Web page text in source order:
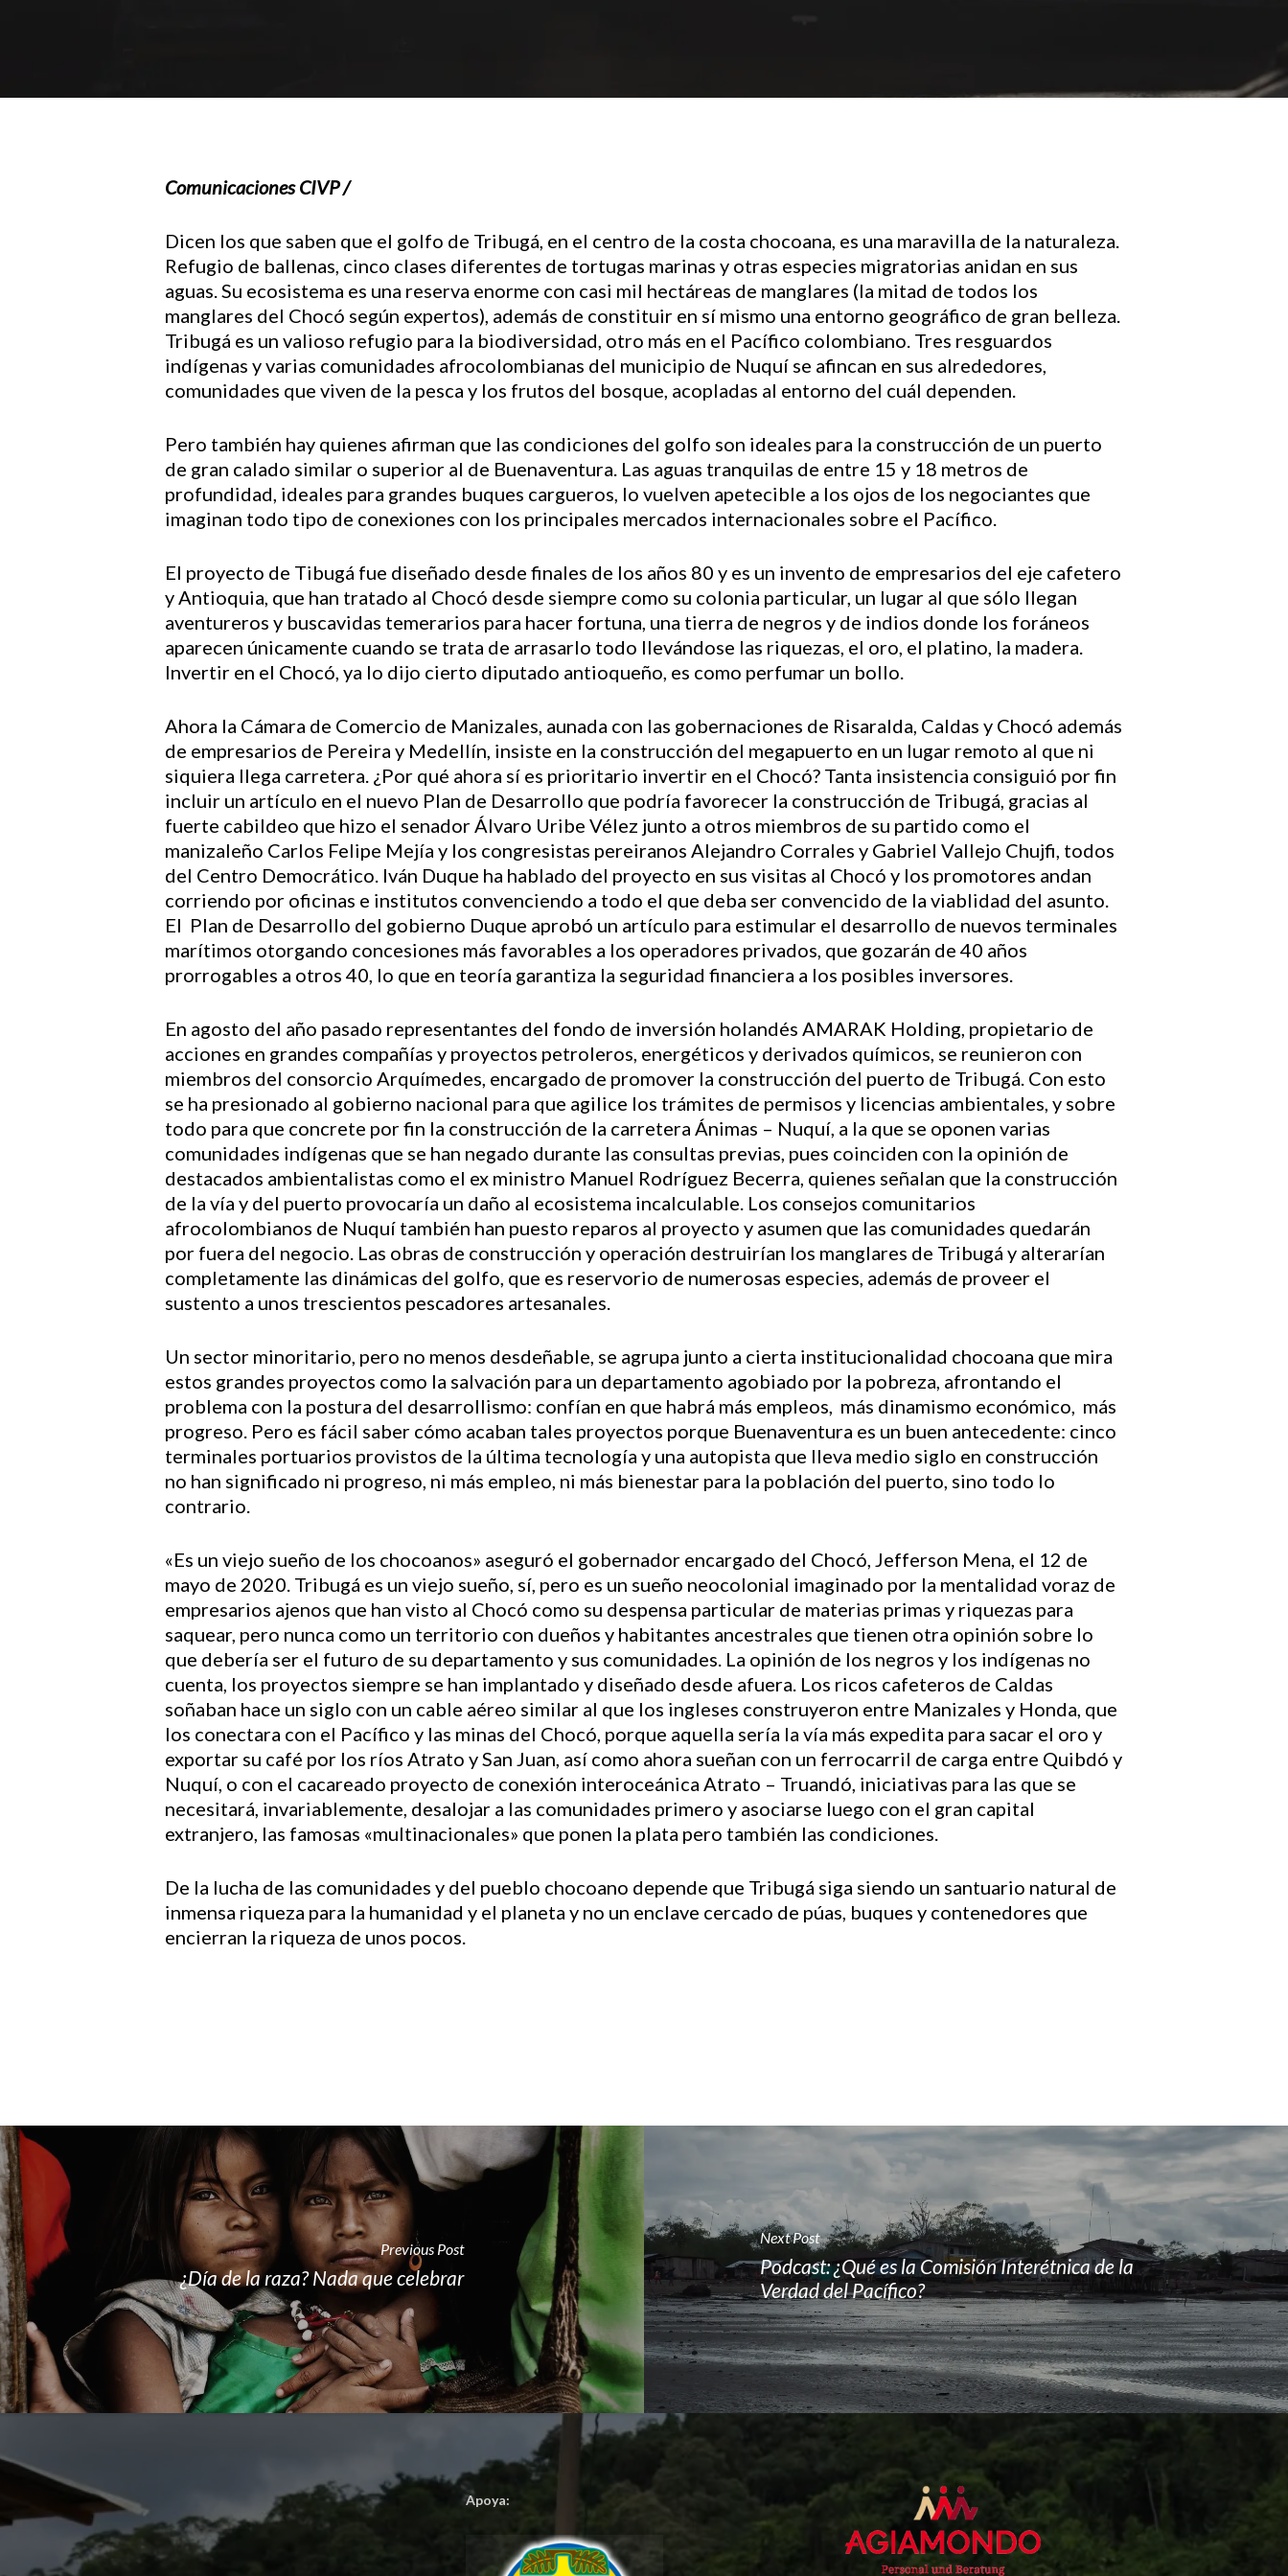
Hit enter to search or ESC to close
Comunicaciones CIVP /
Dicen los que saben que el golfo de Tribugá, en el centro de la costa chocoana, es una maravilla de la naturaleza.
Refugio de ballenas, cinco clases diferentes de tortugas marinas y otras especies migratorias anidan en sus
aguas. Su ecosistema es una reserva enorme con casi mil hectáreas de manglares (la mitad de todos los
manglares del Chocó según expertos), además de constituir en sí mismo una entorno geográfico de gran belleza.
Tribugá es un valioso refugio para la biodiversidad, otro más en el Pacífico colombiano. Tres resguardos
indígenas y varias comunidades afrocolombianas del municipio de Nuquí se afincan en sus alrededores,
comunidades que viven de la pesca y los frutos del bosque, acopladas al entorno del cuál dependen.
Pero también hay quienes afirman que las condiciones del golfo son ideales para la construcción de un puerto
de gran calado similar o superior al de Buenaventura. Las aguas tranquilas de entre 15 y 18 metros de
profundidad, ideales para grandes buques cargueros, lo vuelven apetecible a los ojos de los negociantes que
imaginan todo tipo de conexiones con los principales mercados internacionales sobre el Pacífico.
El proyecto de Tibugá fue diseñado desde finales de los años 80 y es un invento de empresarios del eje cafetero
y Antioquia, que han tratado al Chocó desde siempre como su colonia particular, un lugar al que sólo llegan
aventureros y buscavidas temerarios para hacer fortuna, una tierra de negros y de indios donde los foráneos
aparecen únicamente cuando se trata de arrasarlo todo llevándose las riquezas, el oro, el platino, la madera.
Invertir en el Chocó, ya lo dijo cierto diputado antioqueño, es como perfumar un bollo.
Ahora la Cámara de Comercio de Manizales, aunada con las gobernaciones de Risaralda, Caldas y Chocó además
de empresarios de Pereira y Medellín, insiste en la construcción del megapuerto en un lugar remoto al que ni
siquiera llega carretera. ¿Por qué ahora sí es prioritario invertir en el Chocó? Tanta insistencia consiguió por fin
incluir un artículo en el nuevo Plan de Desarrollo que podría favorecer la construcción de Tribugá, gracias al
fuerte cabildeo que hizo el senador Álvaro Uribe Vélez junto a otros miembros de su partido como el
manizaleño Carlos Felipe Mejía y los congresistas pereiranos Alejandro Corrales y Gabriel Vallejo Chujfi, todos
del Centro Democrático. Iván Duque ha hablado del proyecto en sus visitas al Chocó y los promotores andan
corriendo por oficinas e institutos convenciendo a todo el que deba ser convencido de la viablidad del asunto.
El Plan de Desarrollo del gobierno Duque aprobó un artículo para estimular el desarrollo de nuevos terminales
marítimos otorgando concesiones más favorables a los operadores privados, que gozarán de 40 años
prorrogables a otros 40, lo que en teoría garantiza la seguridad financiera a los posibles inversores.
En agosto del año pasado representantes del fondo de inversión holandés AMARAK Holding, propietario de
acciones en grandes compañías y proyectos petroleros, energéticos y derivados químicos, se reunieron con
miembros del consorcio Arquímedes, encargado de promover la construcción del puerto de Tribugá. Con esto
se ha presionado al gobierno nacional para que agilice los trámites de permisos y licencias ambientales, y sobre
todo para que concrete por fin la construcción de la carretera Ánimas – Nuquí, a la que se oponen varias
comunidades indígenas que se han negado durante las consultas previas, pues coinciden con la opinión de
destacados ambientalistas como el ex ministro Manuel Rodríguez Becerra, quienes señalan que la construcción
de la vía y del puerto provocaría un daño al ecosistema incalculable. Los consejos comunitarios
afrocolombianos de Nuquí también han puesto reparos al proyecto y asumen que las comunidades quedarán
por fuera del negocio. Las obras de construcción y operación destruirían los manglares de Tribugá y alterarían
completamente las dinámicas del golfo, que es reservorio de numerosas especies, además de proveer el
sustento a unos trescientos pescadores artesanales.
Un sector minoritario, pero no menos desdeñable, se agrupa junto a cierta institucionalidad chocoana que mira
estos grandes proyectos como la salvación para un departamento agobiado por la pobreza, afrontando el
problema con la postura del desarrollismo: confían en que habrá más empleos, más dinamismo económico, más
progreso. Pero es fácil saber cómo acaban tales proyectos porque Buenaventura es un buen antecedente: cinco
terminales portuarios provistos de la última tecnología y una autopista que lleva medio siglo en construcción
no han significado ni progreso, ni más empleo, ni más bienestar para la población del puerto, sino todo lo
contrario.
«Es un viejo sueño de los chocoanos» aseguró el gobernador encargado del Chocó, Jefferson Mena, el 12 de
mayo de 2020. Tribugá es un viejo sueño, sí, pero es un sueño neocolonial imaginado por la mentalidad voraz de
empresarios ajenos que han visto al Chocó como su despensa particular de materias primas y riquezas para
saquear, pero nunca como un territorio con dueños y habitantes ancestrales que tienen otra opinión sobre lo
que debería ser el futuro de su departamento y sus comunidades. La opinión de los negros y los indígenas no
cuenta, los proyectos siempre se han implantado y diseñado desde afuera. Los ricos cafeteros de Caldas
soñaban hace un siglo con un cable aéreo similar al que los ingleses construyeron entre Manizales y Honda, que
los conectara con el Pacífico y las minas del Chocó, porque aquella sería la vía más expedita para sacar el oro y
exportar su café por los ríos Atrato y San Juan, así como ahora sueñan con un ferrocarril de carga entre Quibdó y
Nuquí, o con el cacareado proyecto de conexión interoceánica Atrato – Truandó, iniciativas para las que se
necesitará, invariablemente, desalojar a las comunidades primero y asociarse luego con el gran capital
extranjero, las famosas «multinacionales» que ponen la plata pero también las condiciones.
De la lucha de las comunidades y del pueblo chocoano depende que Tribugá siga siendo un santuario natural de
inmensa riqueza para la humanidad y el planeta y no un enclave cercado de púas, buques y contenedores que
encierran la riqueza de unos pocos.
Previous Post
¿Día de la raza? Nada que celebrar
Next Post
Podcast: ¿Qué es la Comisión Interétnica de la
Verdad del Pacífico?
Apoya: